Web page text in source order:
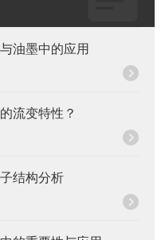
油墨中的应用
流变特性？
结构分析